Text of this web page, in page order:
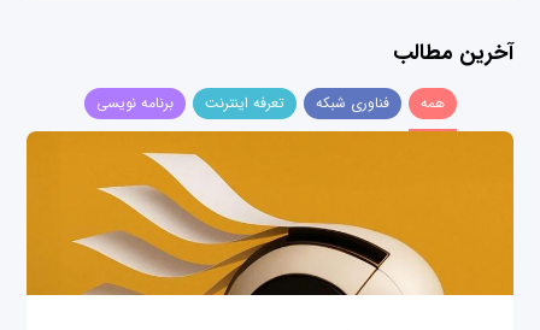
آخرین مطالب
همه فناوری شبکه تعرفه اینترنت برنامه نویسی